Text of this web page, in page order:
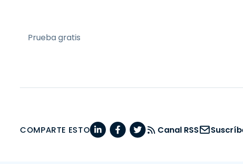
Prueba gratis
COMPARTE ESTO Canal RSS